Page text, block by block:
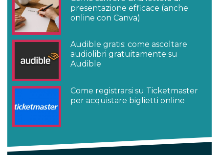
presentazione efficace (anche
online con Canva)
Audible gratis: come ascoltare
audiolibri gratuitamente su
Audible
Come registrarsi su Ticketmaster
per acquistare biglietti online